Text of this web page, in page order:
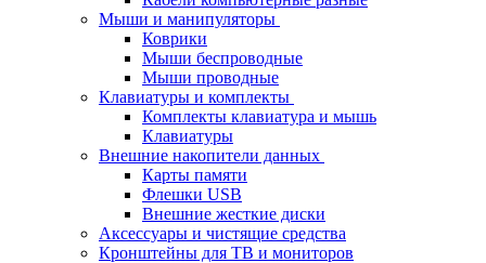
Мыши и манипуляторы
Коврики
Мыши беспроводные
Мыши проводные
Клавиатуры и комплекты
Комплекты клавиатура и мышь
Клавиатуры
Внешние накопители данных
Карты памяти
Флешки USB
Внешние жесткие диски
Аксессуары и чистящие средства
Кронштейны для ТВ и мониторов